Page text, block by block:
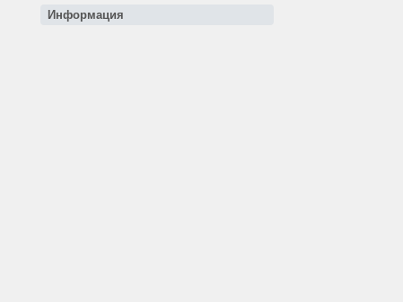
Информация